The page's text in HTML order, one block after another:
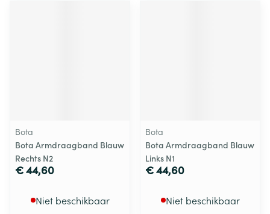
Bota
Bota Armdraagband Blauw
Rechts N2
€ 44,60
Niet beschikbaar
Bota
Bota Armdraagband Blauw
Links N1
€ 44,60
Niet beschikbaar